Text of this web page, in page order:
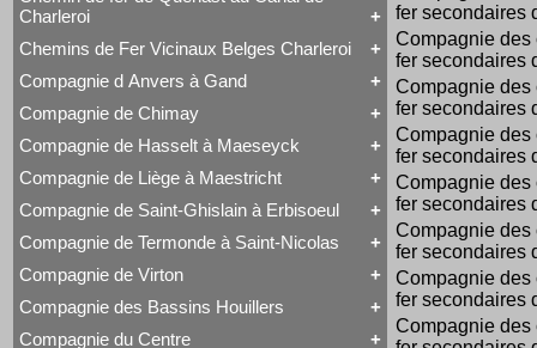
Tout Chemin de fer de la Société de Sclessin
Saint-Léonard
Charleroi
Tout Chemin de fer de Quenast au Canal de
Charleroi
Chemin de fer de Quenast au Canal de Charleroi
Chemins de Fer Vicinaux Belges Charleroi
Tout Chemins de Fer Vicinaux Belges Charleroi
Chemins de Fer Vicinaux Belges Charleroi
Compagnie d Anvers à Gand
Tout Compagnie d Anvers à Gand
3H
4H
5H
De Ridder
Compagnie de Chimay
Tout Compagnie de Chimay
1 à 5 (Ravachol)
51-64 (Revolver)
1 à 5
120 T Nord 2.921 à 2.950
671-676 (Viennoises)
701-710 (Engerth)
711-755 (180 unités)
Engerth
G 71
Train-Tramway
Compagnie de Hasselt à Maeseyck
Tout Compagnie de Hasselt à Maeseyck
Compagnie de Hasselt à Maeseyck
Tubize Type 10
Compagnie de Liège à Maestricht
Tout Compagnie de Liège à Maestricht
Compagnie de Liège à Maestricht
Mammouth Nord-Belge
Train-Tramway
Type 28 EB
Compagnie de Saint-Ghislain à Erbisoeul
Tout Compagnie de Saint-Ghislain à Erbisoeul
Marchandises
Voyageurs
Compagnie de Termonde à Saint-Nicolas
Tout Compagnie de Termonde à Saint-Nicolas
Cockerill
Compagnie de Termonde à Saint-Nicolas
Fox, Walker & Co
Compagnie de Virton
Tout Compagnie de Virton
Compagnie de Virton
Compagnie des Bassins Houillers
Compagnie du Centre
fer secondaires
Compagnie des
fer secondaires
Compagnie des
fer secondaires
Compagnie des
fer secondaires
Compagnie des
fer secondaires
Compagnie des
fer secondaires
Compagnie des
fer secondaires
Compagnie des